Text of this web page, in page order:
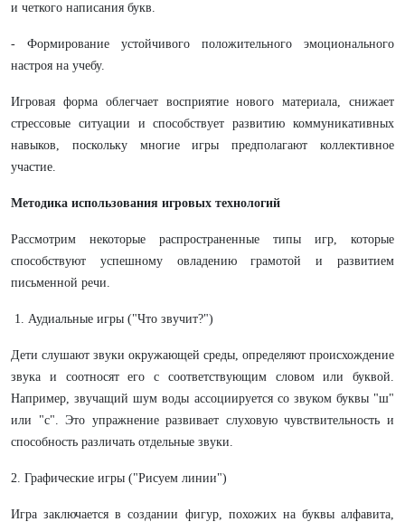
и четкого написания букв.
- Формирование устойчивого положительного эмоционального
настроя на учебу.
Игровая форма облегчает восприятие нового материала, снижает
стрессовые ситуации и способствует развитию коммуникативных
навыков, поскольку многие игры предполагают коллективное
участие.
Методика использования игровых технологий
Рассмотрим некоторые распространенные типы игр, которые
способствуют успешному овладению грамотой и развитием
письменной речи.
1. Аудиальные игры ("Что звучит?")
Дети слушают звуки окружающей среды, определяют происхождение
звука и соотносят его с соответствующим словом или буквой.
Например, звучащий шум воды ассоциируется со звуком буквы "ш"
или "с". Это упражнение развивает слуховую чувствительность и
способность различать отдельные звуки.
2. Графические игры ("Рисуем линии")
Игра заключается в создании фигур, похожих на буквы алфавита,